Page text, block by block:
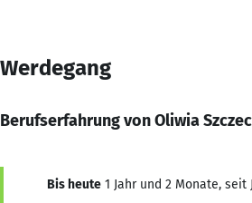
Werdegang
Berufserfahrung von Oliwia
Bis heute 1 Jahr und 2 Monate, seit